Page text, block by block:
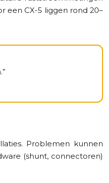
een CX-5 liggen rond 20–
Problemen kunnen
(shunt, connectoren)